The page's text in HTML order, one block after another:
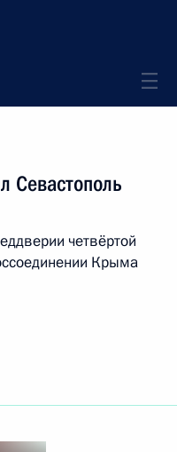
Севастополь
четвёртой
Крыма